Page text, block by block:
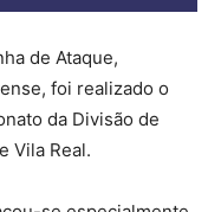
de Ataque,
foi realizado o
da Divisão de
Vila Real.